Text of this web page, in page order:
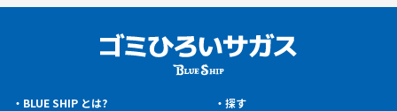
BLUE SHIP とは? 探す